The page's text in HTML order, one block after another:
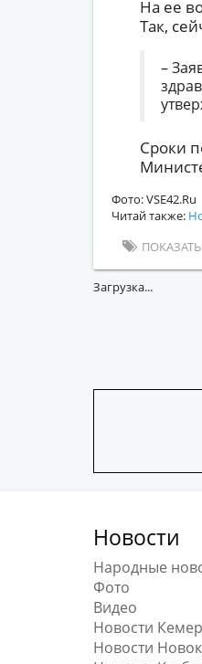
На ее
Так,
–
Сроки
Фото: VSE42.Ru
Читай также:
Загрузка...
Новости
Народные
Фото
Видео
Новости
Новости